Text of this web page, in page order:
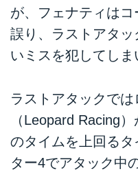
が、フェナティは
誤り、ラストアタ
いミスを犯してしま
ラストアタックで
（Leopard Racing
のタイムを上回る
ター4でアタック中